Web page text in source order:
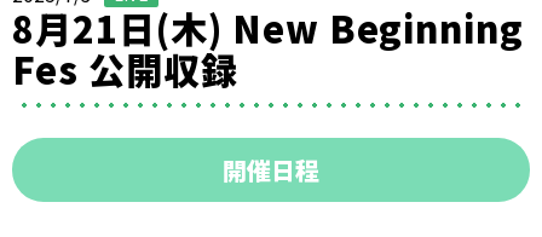
8⽉21⽇(⽊) New Beginning
Fes 公開収録
開催日程